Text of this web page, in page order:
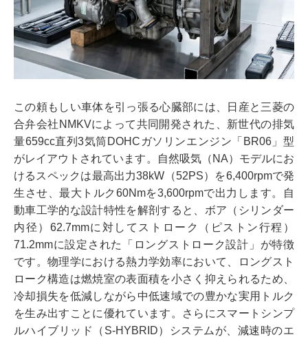
この頼もしい車体を引っ張る心臓部には、日産と三菱の
合弁会社NMKVによって共同開発された、新世代の排気
量659cc直列3気筒DOHCガソリンエンジン「BR06」型
がレイアウトされています。自然吸気（NA）モデルにお
けるスペックは最高出力38kW（52PS）を6,400rpmで発
生させ、最大トルク60Nmを3,600rpmで出力します。自
動車工学的な設計特性を解剖すると、ボア（シリンダー
内径）62.7mmに対してストローク（ピストン行程）
71.2mmに設定された「ロングストローク設計」が特徴
です。物理学における熱力学効率において、ロングスト
ローク構造は燃焼室の表面積を小さく抑えられるため、
冷却損失を低減しながら中低速域での豊かな実用トルク
を生み出すことに優れています。さらにスマートシンプ
ルハイブリッド（S-HYBRID）システムが、減速時のエ